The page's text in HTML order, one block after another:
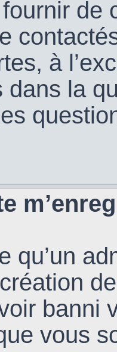
de
à
dans la
qu’un
banni
vous